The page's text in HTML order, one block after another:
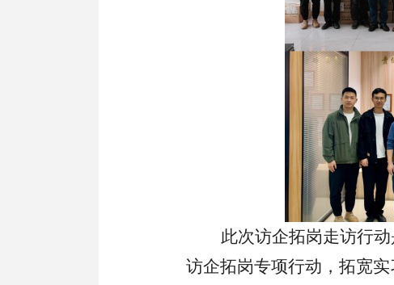
此次访企拓岗走访行
访企拓岗专项行动，拓宽